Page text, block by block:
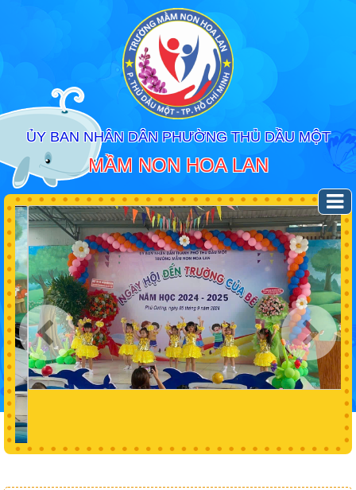
ỦY BAN NHÂN DÂN PHƯỜNG THỦ DẦU MỘT
MẦM NON HOA LAN